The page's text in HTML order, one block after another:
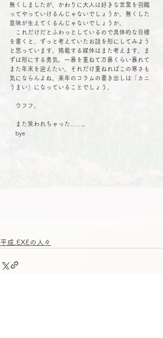
無くしましたが、かわりに大人は好きな言葉を羽織
ってやっていけるんじゃないでしょうか。無くした
意味が生えてくるんじゃないでしょうか。
これだけだとふわっとしているので具体的な目標
を書くと、ずっと考えていたお話を形にしてみよう
と思っています。掲載する媒体はまた考えます。ま
ずは形にする勇気。一暴を重ねて万暴くらい暴れて
また年末を迎えたい。それだけ重ねればこの寒さも
気にならんよね。来年のコラムの書き出しは「カニ
うまい」になっていることでしょう。
ウフフ。
また笑われちゃった……。
bye
平成.EXEの人々